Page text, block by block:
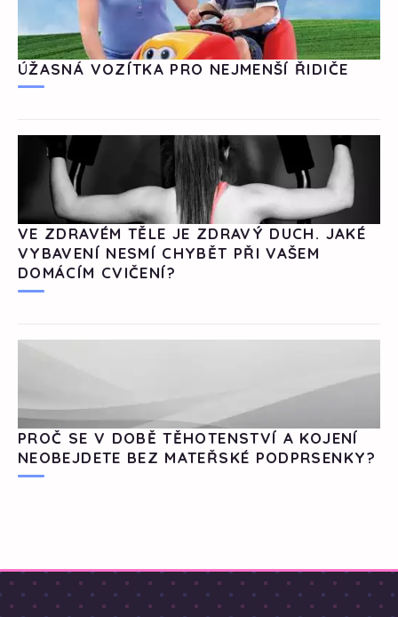
ÚŽASNÁ VOZÍTKA PRO NEJMENŠÍ ŘIDIČE
VE ZDRAVÉM TĚLE JE ZDRAVÝ DUCH. JAKÉ
VYBAVENÍ NESMÍ CHYBĚT PŘI VAŠEM
DOMÁCÍM CVIČENÍ?
PROČ SE V DOBĚ TĚHOTENSTVÍ A KOJENÍ
NEOBEJDETE BEZ MATEŘSKÉ PODPRSENKY?